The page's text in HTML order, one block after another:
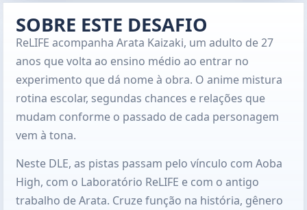
eight)||760))+"px";
    }
  });
});
</script>
SOBRE ESTE DESAFIO
ReLIFE acompanha Arata Kaizaki, um adulto de 27
anos que volta ao ensino médio ao entrar no
experimento que dá nome à obra. O anime mistura
rotina escolar, segundas chances e relações que
mudam conforme o passado de cada personagem
vem à tona.
Neste DLE, as pistas passam pelo vínculo com Aoba
High, com o Laboratório ReLIFE e com o antigo
trabalho de Arata. Cruze função na história, gênero